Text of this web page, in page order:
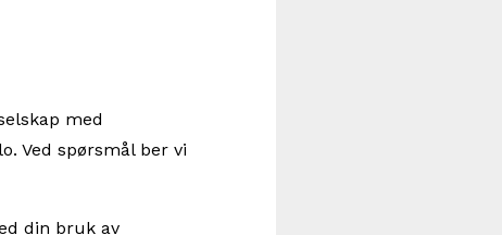
med
Ved spørsmål ber vi
din bruk av